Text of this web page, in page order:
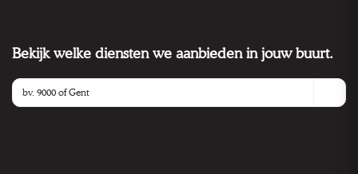
Bekijk welke diensten we aanbieden in jouw buurt.